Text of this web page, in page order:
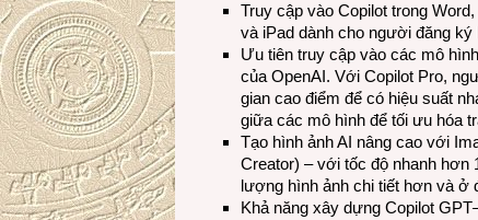
Truy cập vào Copilot trong
và iPad dành cho người đăng
Ưu tiên truy cập vào các mô
của OpenAI. Với Copilot Pro,
gian cao điểm để có hiệu suất
giữa các mô hình để tối ưu hóa
Tạo hình ảnh AI nâng cao với
Creator) – với tốc độ nhanh hơn
lượng hình ảnh chi tiết hơn và ở
Khả năng xây dựng Copilot